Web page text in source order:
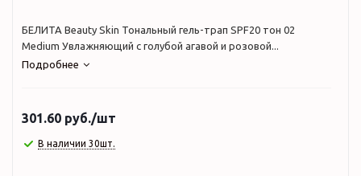
БЕЛИТА Beauty Skin Тональный гель-трап SPF20 тон 02
Medium Увлажняющий с голубой агавой и розовой...
Подробнее
301.60 руб./шт
В наличии 30шт.